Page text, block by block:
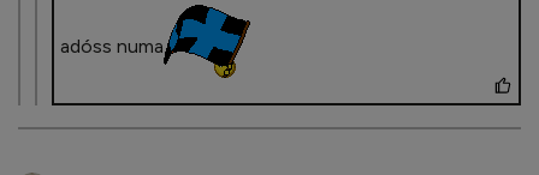
adóss numa